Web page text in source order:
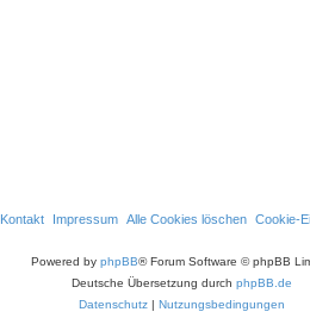
Cookie-
Alle Cookies löschen
Impressum
Kontakt
Powered by phpBB® Forum Software © phpBB
Deutsche Übersetzung durch phpBB.de
Datenschutz | Nutzungsbedingungen